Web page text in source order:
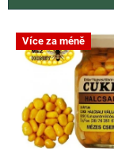
V
ý
Více za méně